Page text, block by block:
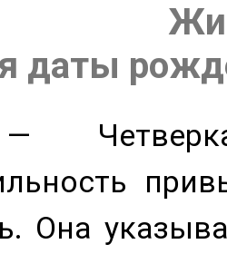
даты
Она